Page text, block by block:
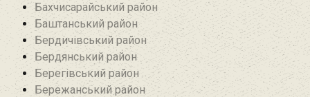
Бахчисарайський район
Баштанський район
Бердичівський район
Бердянський район
Берегівський район
Бережанський район‎